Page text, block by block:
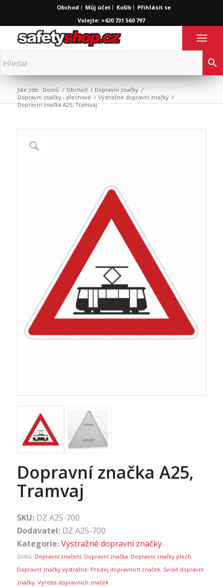
Obchod Můj účet Košík
Přihlásit se
Volejte: +420 731 560 797
Jste zde: Domů / Obchod / Dopravní značky /
Dopravní značky - plechové / Výstražné dopravní značky /
Dopravní značka A25, Tramvaj
Dopravní značka A25,
Tramvaj
SKU: DZ A25-700
Dodavatel: DZ A25-700
Kategorie:Výstražné dopravní značky
Štítků: Dopravní značení, Dopravní značka, Dopravní značky plech,
Dopravní značky výstražné, Prodej dopravních značek, Svislé dopravní
značky, Výroba dopravních značek